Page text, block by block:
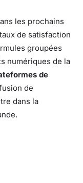
les prochains
de satisfaction
groupées
numériques de la
de
de
dans la